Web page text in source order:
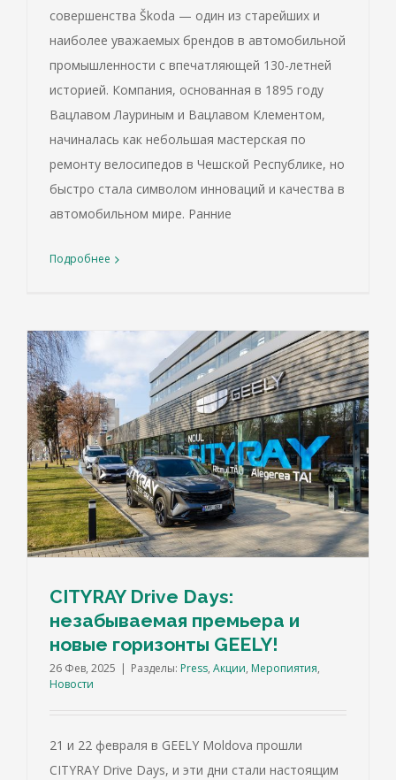
совершенства Škoda — один из старейших и
наиболее уважаемых брендов в автомобильной
промышленности с впечатляющей 130-летней
историей. Компания, основанная в 1895 году
Вацлавом Лауриным и Вацлавом Клементом,
начиналась как небольшая мастерская по
ремонту велосипедов в Чешской Республике, но
быстро стала символом инноваций и качества в
автомобильном мире. Ранние
Подробнее
CITYRAY Drive Days:
незабываемая премьера и
новые горизонты GEELY!
26 Фев, 2025 | Разделы: Press, Акции, Меропиятия,
Новости
21 и 22 февраля в GEELY Moldova прошли
CITYRAY Drive Days, и эти дни стали настоящим